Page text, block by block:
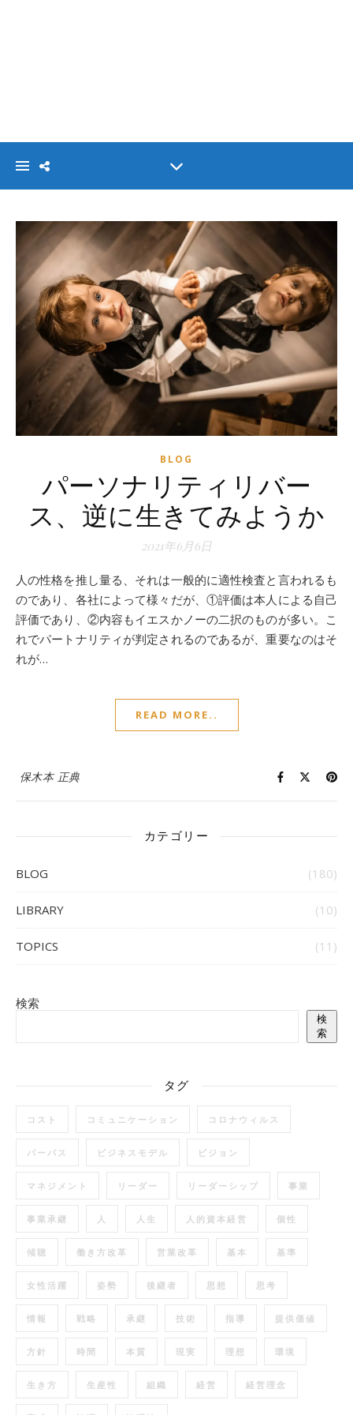
BLOG
パーソナリティリバー
ス、逆に生きてみようか
2021年6月6日
人の性格を推し量る、それは一般的に適性検査と言われるも
のであり、各社によって様々だが、①評価は本人による自己
評価であり、②内容もイエスかノーの二択のものが多い。こ
れでパートナリティが判定されるのであるが、重要なのはそ
れが…
READ MORE..
保木本 正典
カテゴリー
BLOG (180)
LIBRARY (10)
TOPICS (11)
検索
検
索
タグ
コスト コミュニケーション コロナウィルス
パーパス ビジネスモデル ビジョン
マネジメント リーダー リーダーシップ 事業
事業承継 人 人生 人的資本経営 個性
傾聴 働き方改革 営業改革 基本 基準
女性活躍 姿勢 後継者 思想 思考
情報 戦略 承継 技術 指導 提供価値
方針 時間 本質 現実 理想 環境
生き方 生産性 組織 経営 経営理念